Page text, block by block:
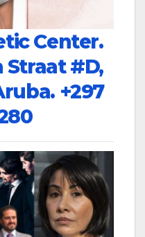
Center.
Straat #D,
+297